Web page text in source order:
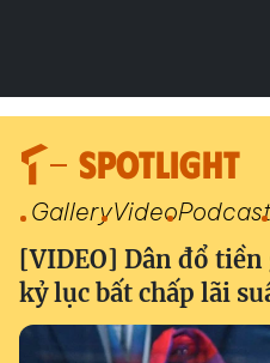
SPOTLIGHT
GalleryVideo
[VIDEO] Dân đổ
kỷ lục bất chấp lãi